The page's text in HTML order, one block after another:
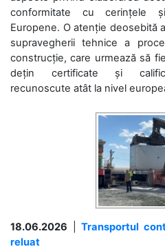
conformitate cu cerințele
Europene. O atenție deosebită
supravegherii tehnice a
construcție, care urmează să
dețin certificate și
recunoscute atât la nivel
18.06.2026
Transportul
reluat